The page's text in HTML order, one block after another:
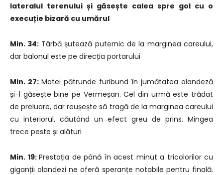
lateralul terenului și găsește calea spre gol cu o
execuție bizară cu umărul
Min. 34: Târbă șutează puternic de la marginea careului,
dar balonul este pe direcția portarului
Min. 27: Matei pătrunde furibund în jumătatea olandeză
și-l găsește bine pe Vermeșan. Cel din urmă este trădat
de preluare, dar reușește să tragă de la marginea careului
cu interiorul, căutând un efect greu de prins. Mingea
trece peste și alături
Min. 19: Prestația de până în acest minut a tricolorilor cu
giganții olandezi ne oferă speranțe notabile pentru finală.